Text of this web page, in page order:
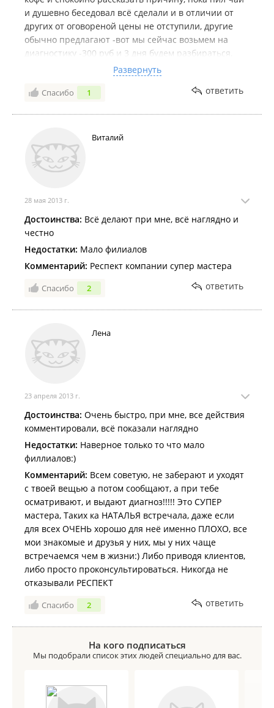
и душевно беседовал всё сделали и в отличии от
других от оговореной цены не отступили, другие
обычно предлагают -вот мы сейчас возьмем на
диагностику -300 руб и 3 дня будем разбираться,
затем предложим вам цену ремонта (цена
оборудования и плюс 1000 рублей за работу) здесь
же и рассказали и напоили чай-кофе и заплатил
продемонстрировали на другом стенде что именно
эта деталь!!! ВСЕМ РЕКОМЕНДУЮ
Развернуть
Спасибо 1 ответить
Виталий
28 мая 2013 г.
Достоинства: Всё делают при мне, всё наглядно и
честно
Недостатки: Мало филиалов
Комментарий: Респект компании супер мастера
Спасибо 2 ответить
Лена
23 апреля 2013 г.
Достоинства: Очень быстро, при мне, все действия
комментировали, всё показали наглядно
Недостатки: Наверное только то что мало
филлиалов:)
Комментарий: Всем советую, не заберают и уходят
с твоей вещью а потом сообщают, а при тебе
осматривают, и выдают диагноз!!!!! Это СУПЕР
мастера, Таких ка НАТАЛЬЯ встречала, даже если
для всех ОЧЕНЬ хорошо для неё именно ПЛОХО, все
мои знакомые и друзья у них, мы у них чаще
встречаемся чем в жизни:) Либо приводя клиентов,
либо просто проконсультироваться. Никогда не
отказывали РЕСПЕКТ
Спасибо 2 ответить
На кого подписаться
Мы подобрали список этих людей специально для вас.